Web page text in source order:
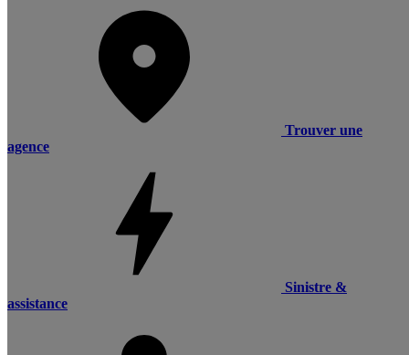
Trouver une
agence
Sinistre &
assistance